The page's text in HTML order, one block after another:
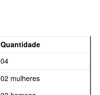
Quantidade
04
02 mulheres